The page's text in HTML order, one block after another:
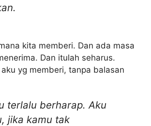
kita memberi. Dan ada masa
Dan itulah seharus.
yg memberi, tanpa balasan
terlalu berharap. Aku
jika kamu tak